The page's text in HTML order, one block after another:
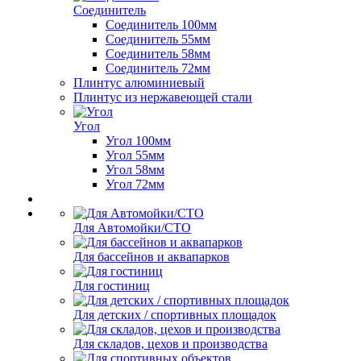
Соединитель
Соединитель 100мм
Соединитель 55мм
Соединитель 58мм
Соединитель 72мм
Плинтус алюминиевый
Плинтус из нержавеющей стали
Угол
Угол 100мм
Угол 55мм
Угол 58мм
Угол 72мм
Для Автомойки/СТО
Для бассейнов и аквапарков
Для гостиниц
Для детских / спортивных площадок
Для складов, цехов и производства